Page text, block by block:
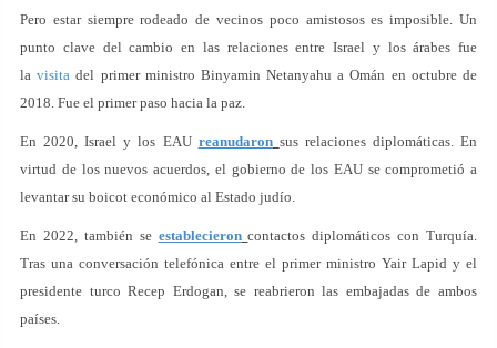
Pero estar siempre rodeado de vecinos poco amistosos es imposible. Un
punto clave del cambio en las relaciones entre Israel y los árabes fue
lavisita del primer ministro Binyamin Netanyahu a Omán en octubre de
2018. Fue el primer paso hacia la paz.
En 2020, Israel y los EAU reanudaron sus relaciones diplomáticas. En
virtud de los nuevos acuerdos, el gobierno de los EAU se comprometió a
levantar su boicot económico al Estado judío.
En 2022, también se establecieron contactos diplomáticos con Turquía.
Tras una conversación telefónica entre el primer ministro Yair Lapid y el
presidente turco Recep Erdogan, se reabrieron las embajadas de ambos
países.